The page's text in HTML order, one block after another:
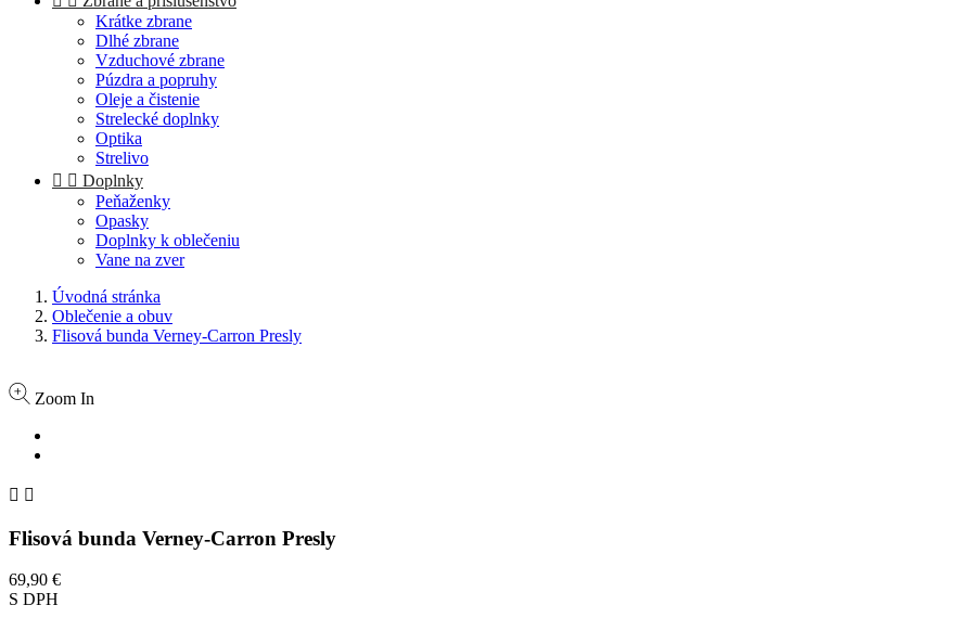
Krátke zbrane
Dlhé zbrane
Vzduchové zbrane
Púzdra a popruhy
Oleje a čistenie
Strelecké doplnky
Optika
Strelivo
  Doplnky
Peňaženky
Opasky
Doplnky k oblečeniu
Vane na zver
Úvodná stránka
Oblečenie a obuv
Flisová bunda Verney-Carron Presly
Zoom In
 
Flisová bunda Verney-Carron Presly
69,90 €
S DPH